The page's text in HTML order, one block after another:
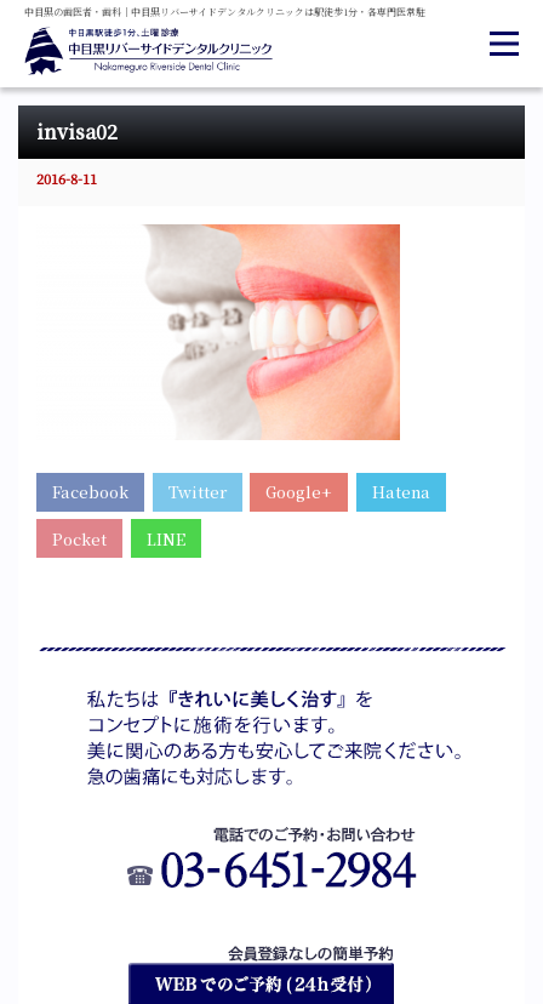
中目黒の歯医者・ 歯科 ｜ 中目黒リバーサイドデンタルクリニックは駅徒歩1分・ 各専門医常駐
invisa02
2016-8-11
Facebook Twitter Google+ Hatena
Pocket LINE